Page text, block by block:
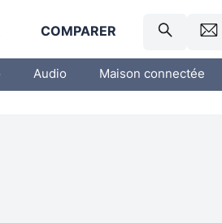
COMPARER
Audio Maison connectée